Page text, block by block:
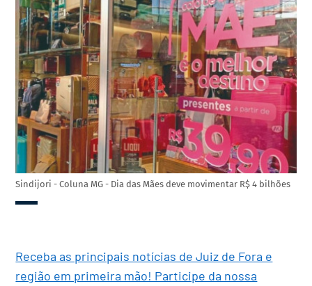
Sindijori - Coluna MG - Dia das Mães deve movimentar R$ 4 bilhões
Receba as principais notícias de Juiz de Fora e
região em primeira mão! Participe da nossa